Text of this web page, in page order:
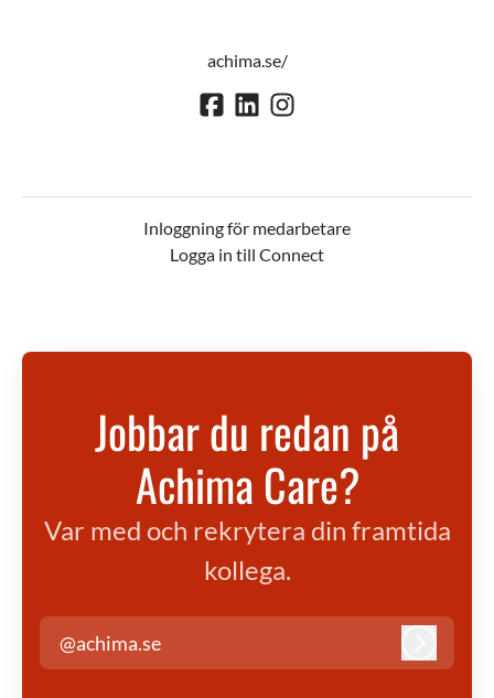
achima.se/
Inloggning för medarbetare
Logga in till Connect
Jobbar du redan på
Achima Care?
Var med och rekrytera din framtida
kollega.
@achima.se